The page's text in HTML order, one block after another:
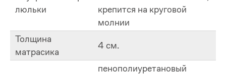
люльки
крепится на круговой
молнии
Толщина
матрасика
4 см.
пенополиуретановый